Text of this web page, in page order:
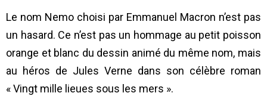
Le nom Nemo choisi par Emmanuel Macron n’est pas
un hasard. Ce n’est pas un hommage au petit poisson
orange et blanc du dessin animé du même nom, mais
au héros de Jules Verne dans son célèbre roman
« Vingt mille lieues sous les mers ».